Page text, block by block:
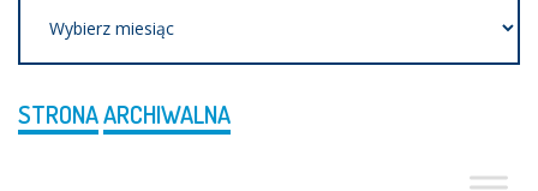
STRONAARCHIWALNA